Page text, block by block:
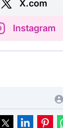
X.com
Instagram